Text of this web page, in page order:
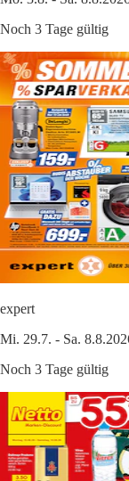
Noch 3 Tage gültig
expert
Mi. 29.7. - Sa.
Noch 3 Tage gültig